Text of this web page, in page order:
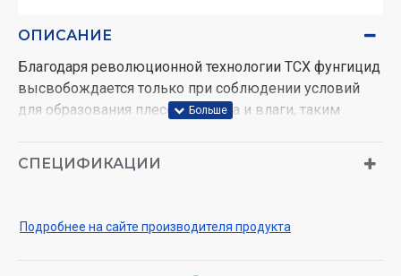
ОПИСАНИЕ
Благодаря революционной технологии ТСХ фунгицид
высвобождается только при соблюдении условий
для образования плесени - тепла и влаги, таким
плесени.
СПЕЦИФИКАЦИИ
Подробнее на сайте производителя продукта